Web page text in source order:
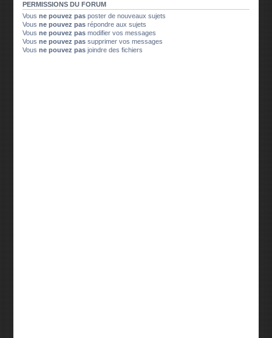
PERMISSIONS DU FORUM
Vousne pouvez pas poster de nouveaux sujets
Vousne pouvez pas répondre aux sujets
Vousne pouvez pas modifier vos messages
Vousne pouvez pas supprimer vos messages
Vousne pouvez pas joindre des fichiers